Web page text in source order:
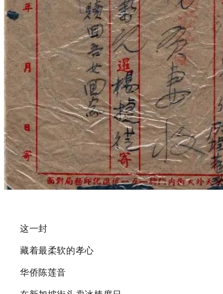
这一封
藏着最柔软的孝心
华侨陈莲音